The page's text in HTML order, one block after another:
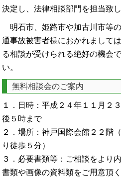
決定し、法律相談部門を担当致し
明石市、姫路市や加古川市等
通事故被害者様におかれまして
る相談が受けられる絶好の機会
い。
無料相談会のご案内
１．日時：平成２４年１１月２
後５時まで
２．場所：神戸国際会館２２階
り徒歩５分）
３．必要書類等：ご相談をより
書類や画像の資料類をご用意頂